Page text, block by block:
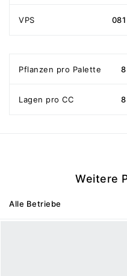
VPS 081
Pflanzen pro Palette 8
Lagen pro CC 8
Weitere
Alle Betriebe